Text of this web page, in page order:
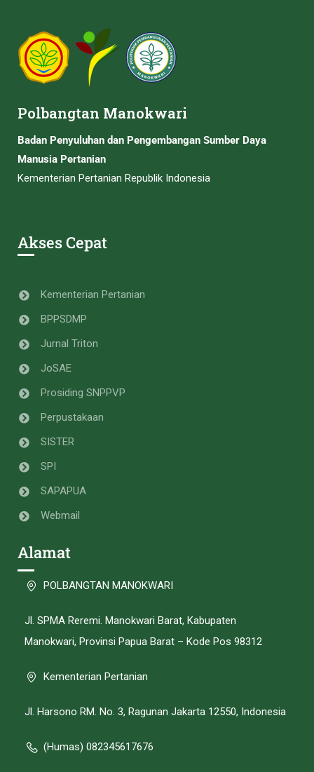
Polbangtan Manokwari
Badan Penyuluhan dan Pengembangan Sumber Daya
Manusia Pertanian
Kementerian Pertanian Republik Indonesia
Akses Cepat
Kementerian Pertanian
BPPSDMP
Jurnal Triton
JoSAE
Prosiding SNPPVP
Perpustakaan
SISTER
SPI
SAPAPUA
Webmail
Alamat
POLBANGTAN MANOKWARI
Jl. SPMA Reremi. Manokwari Barat, Kabupaten
Manokwari, Provinsi Papua Barat – Kode Pos 98312
Kementerian Pertanian
Jl. Harsono RM. No. 3, Ragunan Jakarta 12550, Indonesia
(Humas) 082345617676